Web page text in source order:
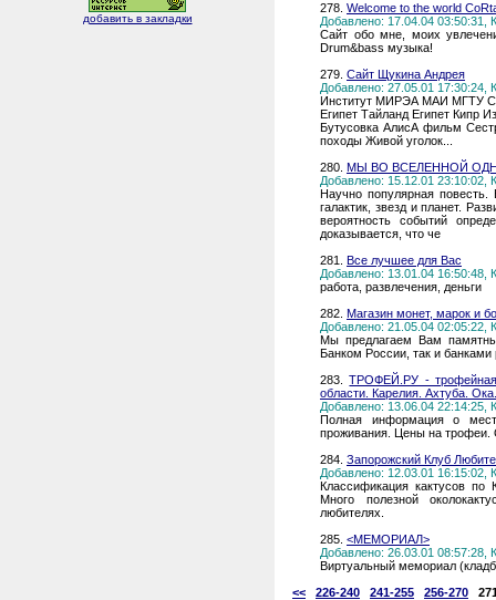
добавить в закладки
278. Welcome to the world
Добавлено: 17.04.04 03:50:31,
Сайт обо мне, моих
Drum&bass музыка!
279. Сайт Щукина Андрея
Добавлено: 27.05.01 17:30:24,
Институт МИРЭА МАИ МГТУ
Египет Тайланд Египет Кипр
Бутусовка АлисА фильм
походы Живой уголок...
280. МЫ ВО ВСЕЛЕННОЙ
Добавлено: 15.12.01 23:10:02,
Научно популярная повесть.
галактик, звезд и планет.
вероятность событий
доказывается, что че
281. Все лучшее для Вас
Добавлено: 13.01.04 16:50:48,
работа, развлечения, деньги
282. Mагазин монет, марок и
Добавлено: 21.05.04 02:05:22,
Мы предлагаем Вам
Банком России, так и банками
283.ТРОФЕЙ.РУ - трофейная
области. Карелия. Ахтуба.
Добавлено: 13.06.04 22:14:25,
Полная информация о
проживания. Цены на трофеи.
284. Запорожский Клуб
Добавлено: 12.03.01 16:15:02,
Классификация кактусов по
Много полезной
любителях.
285. <МЕМОРИАЛ>
Добавлено: 26.03.01 08:57:28,
Виртуальный мемориал
<<
226-240 241-255 256-270